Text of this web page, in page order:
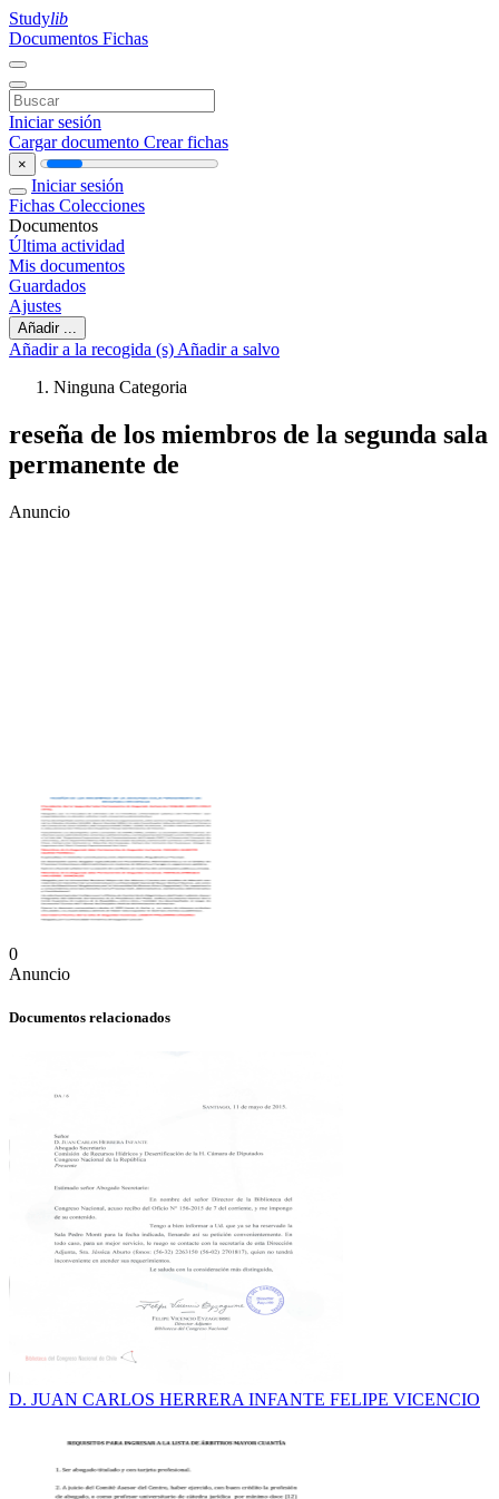
Studylib
Documentos Fichas
Iniciar sesión
Cargar documento Crear fichas
×
Iniciar sesión
Fichas Colecciones
Documentos
Última actividad
Mis documentos
Guardados
Ajustes
Añadir ...
Añadir a la recogida (s) Añadir a salvo
Ninguna Categoria
reseña de los miembros de la segunda sala
permanente de
Anuncio
0
Anuncio
Documentos relacionados
D. JUAN CARLOS HERRERA INFANTE FELIPE VICENCIO